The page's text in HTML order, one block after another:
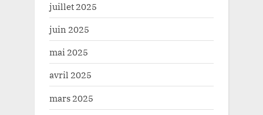
juillet 2025
juin 2025
mai 2025
avril 2025
mars 2025